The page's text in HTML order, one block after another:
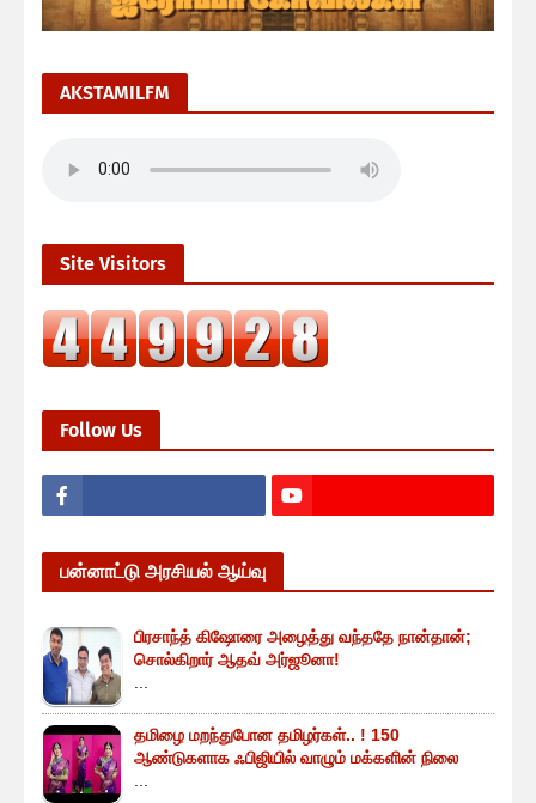
AKSTAMILFM
Site Visitors
Follow Us
பன்னாட்டு அரசியல் ஆய்வு
பிரசாந்த் கிஷோரை அழைத்து வந்ததே நான்தான்;
சொல்கிறார் ஆதவ் அர்ஜூனா!
தமிழை மறந்துபோன தமிழர்கள்.. ! 150
ஆண்டுகளாக ஃபிஜியில் வாழும் மக்களின் நிலை